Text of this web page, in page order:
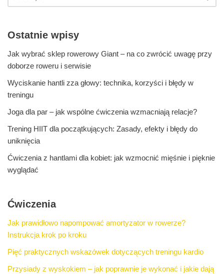
Ostatnie wpisy
Jak wybrać sklep rowerowy Giant – na co zwrócić uwagę przy
doborze roweru i serwisie
Wyciskanie hantli zza głowy: technika, korzyści i błędy w
treningu
Joga dla par – jak wspólne ćwiczenia wzmacniają relacje?
Trening HIIT dla początkujących: Zasady, efekty i błędy do
uniknięcia
Ćwiczenia z hantlami dla kobiet: jak wzmocnić mięśnie i pięknie
wyglądać
Ćwiczenia
Jak prawidłowo napompować amortyzator w rowerze?
Instrukcja krok po kroku
Pięć praktycznych wskazówek dotyczących treningu kardio
Przysiady z wyskokiem – jak poprawnie je wykonać i jakie dają